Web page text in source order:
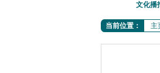
文化播
当前位置： 主